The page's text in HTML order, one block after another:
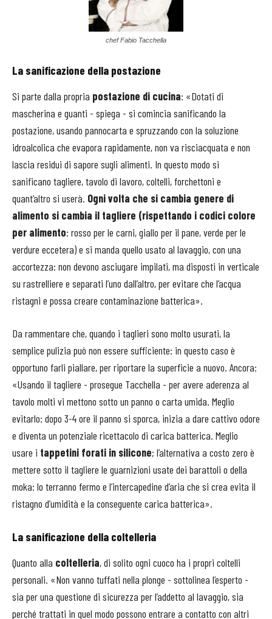
chef Fabio Tacchella
La sanificazione della postazione
Si parte dalla propria postazione di cucina: «Dotati di
mascherina e guanti - spiega - si comincia sanificando la
postazione, usando pannocarta e spruzzando con la soluzione
idroalcolica che evapora rapidamente, non va risciacquata e non
lascia residui di sapore sugli alimenti. In questo modo si
sanificano tagliere, tavolo di lavoro, coltelli, forchettoni e
quant’altro si userà. Ogni volta che si cambia genere di
alimento si cambia il tagliere (rispettando i codici colore
per alimento: rosso per le carni, giallo per il pane, verde per le
verdure eccetera) e si manda quello usato al lavaggio, con una
accortezza: non devono asciugare impilati, ma disposti in verticale
su rastrelliere e separati l’uno dall’altro, per evitare che l’acqua
ristagni e possa creare contaminazione batterica».
Da rammentare che, quando i taglieri sono molto usurati, la
semplice pulizia può non essere sufficiente: in questo caso è
opportuno farli piallare, per riportare la superficie a nuovo. Ancora:
«Usando il tagliere - prosegue Tacchella - per avere aderenza al
tavolo molti vi mettono sotto un panno o carta umida. Meglio
evitarlo: dopo 3-4 ore il panno si sporca, inizia a dare cattivo odore
e diventa un potenziale ricettacolo di carica batterica. Meglio
usare i tappetini forati in silicone; l’alternativa a costo zero è
mettere sotto il tagliere le guarnizioni usate dei barattoli o della
moka: lo terranno fermo e l’intercapedine d’aria che si crea evita il
ristagno d’umidità e la conseguente carica batterica».
La sanificazione della coltelleria
Quanto alla coltelleria, di solito ogni cuoco ha i propri coltelli
personali. «Non vanno tuffati nella plonge - sottolinea l’esperto -
sia per una questione di sicurezza per l’addetto al lavaggio, sia
perché trattati in quel modo possono entrare a contatto con altri